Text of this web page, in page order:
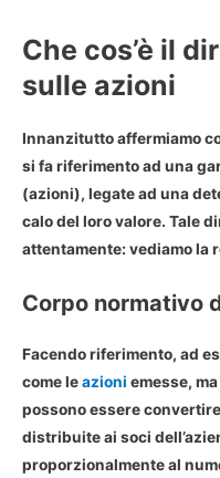
Che cos’è il
sulle azioni
Innanzitutto affermiamo
si fa riferimento ad una
(azioni), legate ad una
calo del loro valore. Tale
attentamente: vediamo la
Corpo normativo
Facendo riferimento, ad
come leazioni emesse,
possono essere
distribuite ai soci
proporzionalmente al